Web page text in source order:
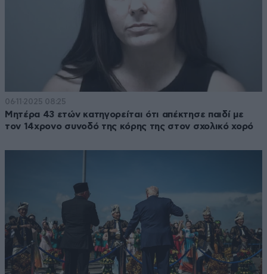
06·11·2025 08:25
Μητέρα 43 ετών κατηγορείται ότι απέκτησε παιδί με
τον 14χρονο συνοδό της κόρης της στον σχολικό χορό